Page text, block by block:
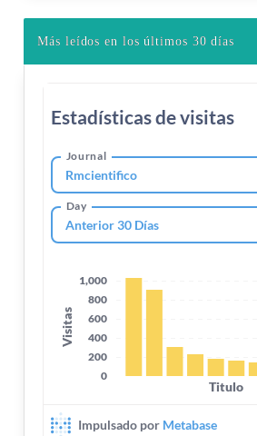
Más leídos en los últimos 30 días